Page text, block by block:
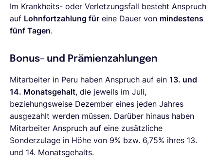
Im Krankheits- oder Verletzungsfall besteht Anspruch
auf Lohnfortzahlung für eine Dauer von mindestens
fünf Tagen.
Bonus- und Prämienzahlungen
Mitarbeiter in Peru haben Anspruch auf ein 13. und
14. Monatsgehalt, die jeweils im Juli,
beziehungsweise Dezember eines jeden Jahres
ausgezahlt werden müssen. Darüber hinaus haben
Mitarbeiter Anspruch auf eine zusätzliche
Sonderzulage in Höhe von 9% bzw. 6,75% ihres 13.
und 14. Monatsgehalts.